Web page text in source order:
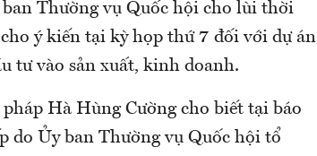
Thường vụ Quốc hội cho lùi thời
ý kiến tại kỳ họp thứ 7 đối với dự án
tư vào sản xuất, kinh doanh.
Hà Hùng Cường cho biết tại báo
do Ủy ban Thường vụ Quốc hội tổ